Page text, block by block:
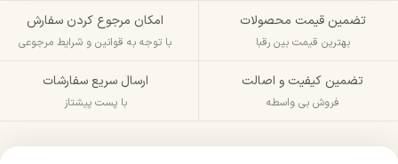
تضمین قیمت محصولات
بهترین قیمت بین رقبا
امکان مرجوع کردن سفارش
با توجه به قوانین و شرایط مرجوعی
تضمین کیفیت و اصالت
فروش بی واسطه
ارسال سریع سفارشات
با پست پیشتاز